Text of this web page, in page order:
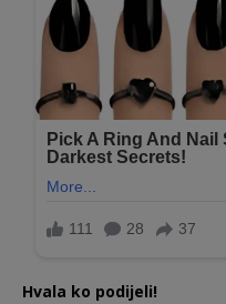
Hvala ko podijeli!